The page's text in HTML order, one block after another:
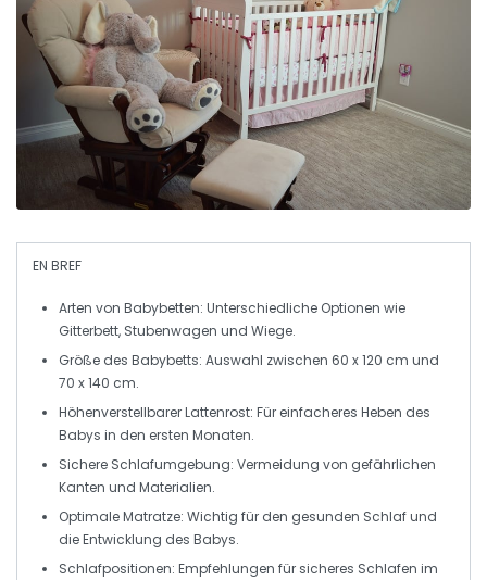
EN BREF
Arten von Babybetten: Unterschiedliche Optionen wie
Gitterbett, Stubenwagen und Wiege.
Größe des Babybetts: Auswahl zwischen 60 x 120 cm und
70 x 140 cm.
Höhenverstellbarer Lattenrost: Für einfacheres Heben des
Babys in den ersten Monaten.
Sichere Schlafumgebung: Vermeidung von gefährlichen
Kanten und Materialien.
Optimale Matratze: Wichtig für den gesunden Schlaf und
die Entwicklung des Babys.
Schlafpositionen: Empfehlungen für sicheres Schlafen im